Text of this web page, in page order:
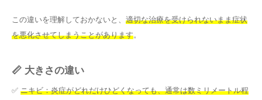
この違いを理解しておかないと、 適切な治療を受けられないまま症状
を悪化させてしまうことがあります。
📏 大きさの違い
✅ ニキビ：炎症がどれだけひどくなっても、通常は数ミリメートル程